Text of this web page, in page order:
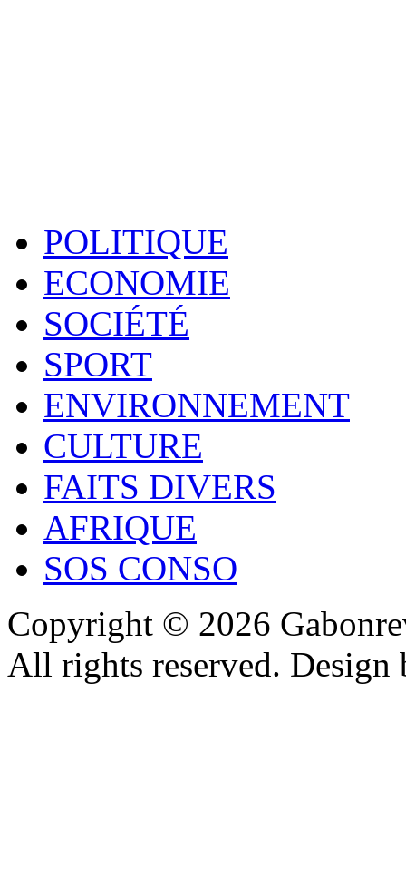
POLITIQUE
ECONOMIE
SOCIÉTÉ
SPORT
ENVIRONNEMENT
CULTURE
FAITS DIVERS
AFRIQUE
SOS CONSO
Copyright © 2026
All rights reserved.